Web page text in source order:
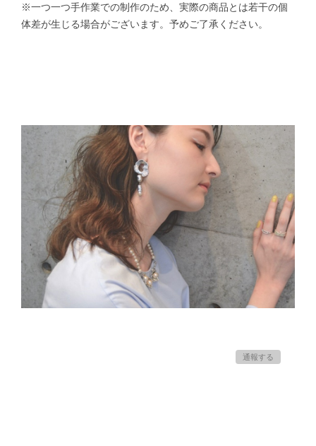
※一つ一つ手作業での制作のため、実際の商品とは若干の個
体差が生じる場合がございます。予めご了承ください。
通報する